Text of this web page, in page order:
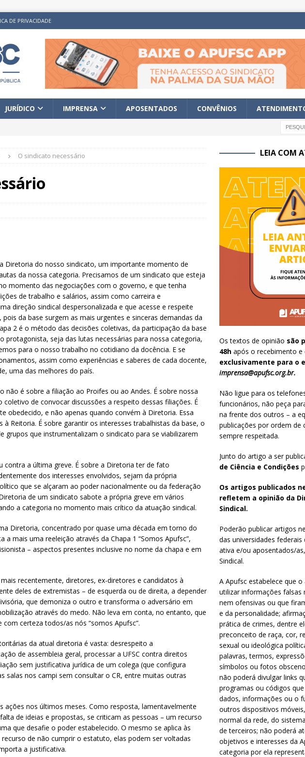
DE PRIVACIDADE
JURÍDICO IMPRENSA APOSENTADOS CONVÊNIOS
O sindicato necessário
Diretoria do nosso sindicato, um importante momento de
da nossa categoria. Precisamos de um sindicato que esteja
momento das negociações com o governo, e que tenha
de trabalho e salários, assim como carreira e
direção sindical despersonalizada e que acesse e respeite
da base surgem as mais urgentes e sinceras demandas da
2 é o método das decisões coletivas, da participação da base
seja das lutas necessárias para nossa categoria,
para o nosso trabalho no cotidiano da docência. E se
assim como experiências e saberes de cada docente,
uma das melhores do país.
não é sobre a filiação ao Proifes ou ao Andes. É sobre nossa
de convocar discussões a respeito dessas filiações. É
obedecido, e não apenas quando convém à Diretoria. Essa
Reitoria. É sobre garantir os interesses trabalhistas da base, o
grupos que instrumentalizam o sindicato para se viabilizarem
contra a última greve. É sobre a Diretoria ter de fato
dos interesses envolvidos, sejam da própria
que se alçaram ao poder nacionalmente ou da federação
de um sindicato sabote a própria greve em vários
a categoria no momento mais crítico da atuação sindical.
Diretoria, concentrado por quase uma década em torno do
mais uma reeleição através da Chapa 1 “Somos Apufsc”,
– aspectos presentes inclusive no nome da chapa e em
recentemente, diretores, ex-diretores e candidatos à
deles de extremistas – de esquerda ou de direita, a depender
que demoniza o outro e transforma o adversário em
através do medo. Não leva em conta, no entanto, que
certeza todos/as nós “somos Apufsc”.
da atual diretoria é vasta: desrespeito a
de assembleia geral, processar a UFSC contra direitos
sem justificativa jurídica de um colega (que configura
salas nos campi sem consultar o CR, entre muitas outras
ações nos últimos meses. Como resposta, lamentavelmente
de ideias e propostas, se criticam as pessoas – um recurso
que desafie o poder estabelecido. O mesmo se aplica às
de não cumprir o estatuto, elas podem ser voltadas
a justificativa.
LEIA COM
Os textos de opinião são
48hapós o recebimento e
exclusivamente para o
imprensa@apufsc.org.br.
Não ligue para os
funcionários, não peça
na frente dos outros – a
publicações por ordem de
sempre respeitada.
Junto do artigo a ser
de Ciência e Condições
Os artigos publicados
refletem a opinião da
Sindical.
Poderão publicar artigos
das universidades federais
ativa e/ou aposentados/
Sindical.
A Apufsc estabelece que
utilizar informações falsas
nem ofensivas ou que
e da personalidade;
prática de crimes, dentre
preconceito de raça, cor,
sexual ou ideológica
palavras, termos,
símbolos ou fotos
não poderá divulgar links
programas ou códigos
dados, informações ou o
outros dispositivos
normal da rede, do
de terceiros; não poderá
objetivos e interesses da
categoria por ela